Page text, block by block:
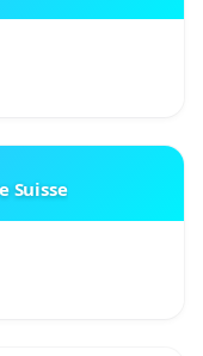
Suisse